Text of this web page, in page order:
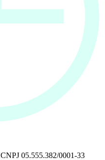
CNPJ 05.555.382/0001-33